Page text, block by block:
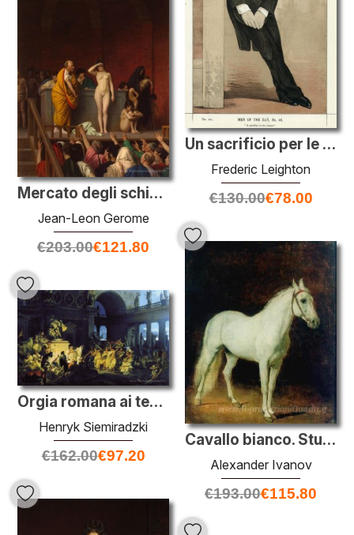
Un sacrificio per le Grazie
Frederic Leighton
€130.00€78.00
Mercato degli schiavi a Roma
Jean-Leon Gerome
€203.00€121.80
Cavallo bianco. Studio.
Alexander Ivanov
€193.00€115.80
Orgia romana ai tempi dei Cesari
Henryk Siemiradzki
€162.00€97.20